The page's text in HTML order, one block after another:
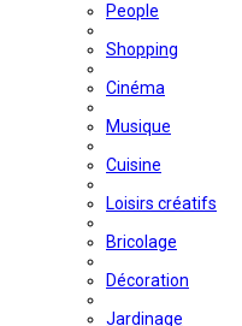
People
Shopping
Cinéma
Musique
Cuisine
Loisirs créatifs
Bricolage
Décoration
Jardinage